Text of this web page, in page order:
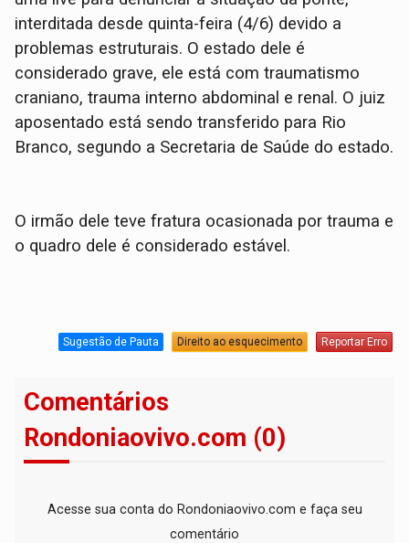
interditada desde quinta-feira (4/6) devido a
problemas estruturais. O estado dele é
considerado grave, ele está com traumatismo
craniano, trauma interno abdominal e renal. O juiz
aposentado está sendo transferido para Rio
Branco, segundo a Secretaria de Saúde do estado.
O irmão dele teve fratura ocasionada por trauma e
o quadro dele é considerado estável.
Sugestão de Pauta Direito ao esquecimento Reportar Erro
Comentários
Rondoniaovivo.com (0)
Acesse sua conta do Rondoniaovivo.com e faça seu
comentário